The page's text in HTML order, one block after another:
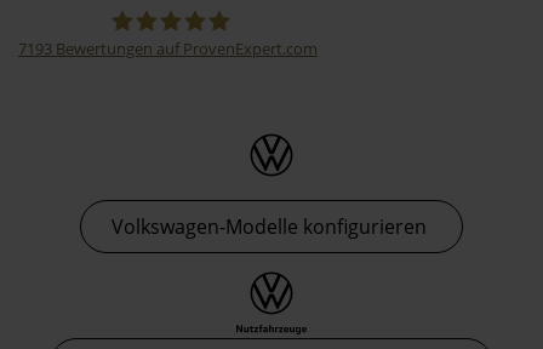
7193 Bewertungen auf ProvenExpert.com
Volkswagen-Modelle konfigurieren